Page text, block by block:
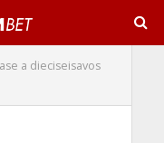
a dieciseisavos